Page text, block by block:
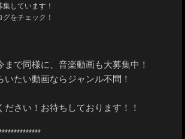
しています！
をチェック！
まで同様に、音楽動画も大募集中！
いたい動画ならジャンル不問！
ださい！お待ちしております！！